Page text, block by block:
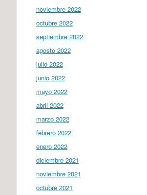
noviembre 2022
octubre 2022
septiembre 2022
agosto 2022
julio 2022
junio 2022
mayo 2022
abril 2022
marzo 2022
febrero 2022
enero 2022
diciembre 2021
noviembre 2021
octubre 2021